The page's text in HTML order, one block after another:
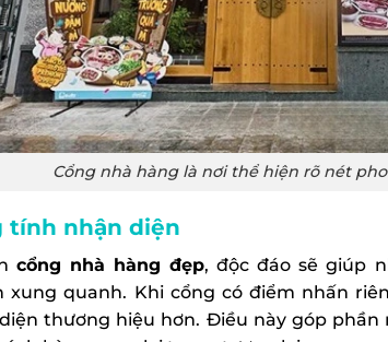
Cổng nhà hàng là nơi thể hiện rõ nét
tính nhận diện
cổng nhà hàng đẹp, độc đáo sẽ giúp
xung quanh. Khi cổng có điểm nhấn
thương hiệu hơn. Điều này góp